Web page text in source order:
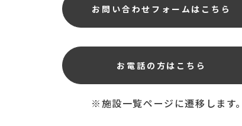
お問い合わせフォーム はこちら
お電話の方はこちら
※施設一覧ページに遷移します。